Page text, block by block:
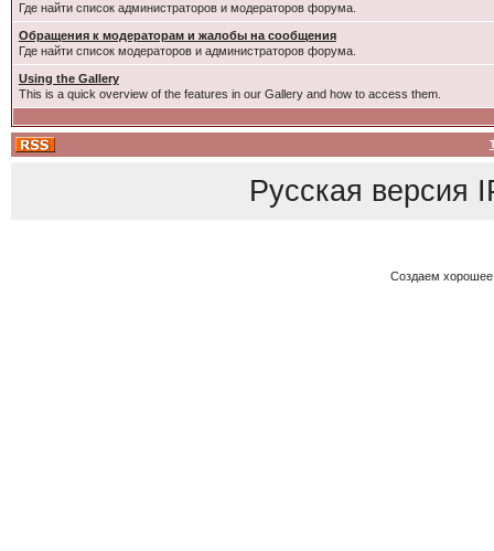
Где найти список администраторов и модераторов форума.
Обращения к модераторам и жалобы на сообщения
Где найти список модераторов и администраторов форума.
Using the Gallery
This is a quick overview of the features in our Gallery and how to access them.
Русская версия
Создаем